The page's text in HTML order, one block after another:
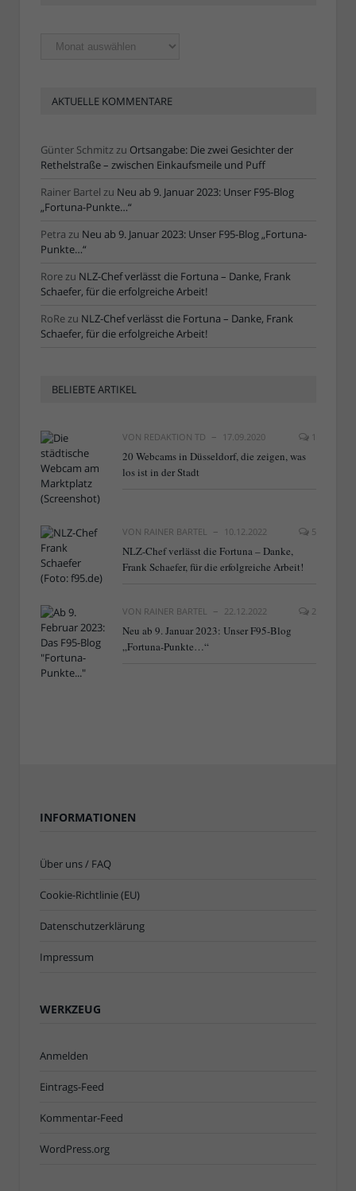
Ältere
Artikel
AKTUELLE KOMMENTARE
Günter Schmitzzu Ortsangabe: Die zwei Gesichter der
Rethelstraße – zwischen Einkaufsmeile und Puff
Rainer Bartel zu Neu ab 9. Januar 2023: Unser F95-Blog
„Fortuna-Punkte…“
Petra zu Neu ab 9. Januar 2023: Unser F95-Blog „Fortuna-
Punkte…“
Rorezu NLZ-Chef verlässt die Fortuna – Danke, Frank
Schaefer, für die erfolgreiche Arbeit!
RoRezu NLZ-Chef verlässt die Fortuna – Danke, Frank
Schaefer, für die erfolgreiche Arbeit!
BELIEBTE ARTIKEL
VON REDAKTION TD 17.09.2020 1
20 Webcams in Düsseldorf, die zeigen, was
los ist in der Stadt
VON RAINER BARTEL 10.12.2022 5
NLZ-Chef verlässt die Fortuna – Danke,
Frank Schaefer, für die erfolgreiche Arbeit!
VON RAINER BARTEL 22.12.2022 2
Neu ab 9. Januar 2023: Unser F95-Blog
„Fortuna-Punkte…“
INFORMATIONEN
Über uns / FAQ
Cookie-Richtlinie (EU)
Datenschutzerklärung
Impressum
WERKZEUG
Anmelden
Eintrags-Feed
Kommentar-Feed
WordPress.org